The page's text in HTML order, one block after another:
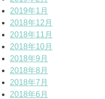
2019年1月
2018年12月
2018年11月
2018年10月
2018年9月
2018年8月
2018年7月
2018年6月